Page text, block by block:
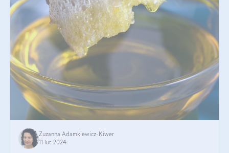
Zuzanna Adamkiewicz-Kiwer
11 lut 2024